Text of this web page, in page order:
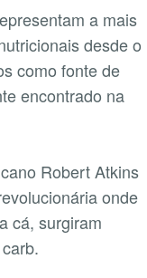
a mais
desde o
como fonte de
encontrado na
Robert Atkins
onde
cá, surgiram